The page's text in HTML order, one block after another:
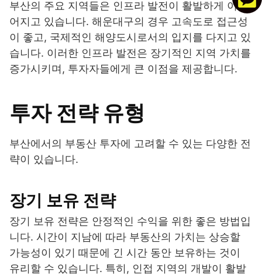
부산의 주요 지역들은 인프라 발전이 활발하게 이루
어지고 있습니다. 해운대구의 경우 고속도로 접근성
이 좋고, 국제적인 해양도시로서의 입지를 다지고 있
습니다. 이러한 인프라 발전은 장기적인 지역 가치를
증가시키며, 투자자들에게 큰 이점을 제공합니다.
투자 전략 유형
부산에서의 부동산 투자에 고려할 수 있는 다양한 전
략이 있습니다.
장기 보유 전략
장기 보유 전략은 안정적인 수익을 위한 좋은 방법입
니다. 시간이 지남에 따라 부동산의 가치는 상승할
가능성이 있기 때문에 긴 시간 동안 보유하는 것이
유리할 수 있습니다. 특히, 인접 지역의 개발이 활발